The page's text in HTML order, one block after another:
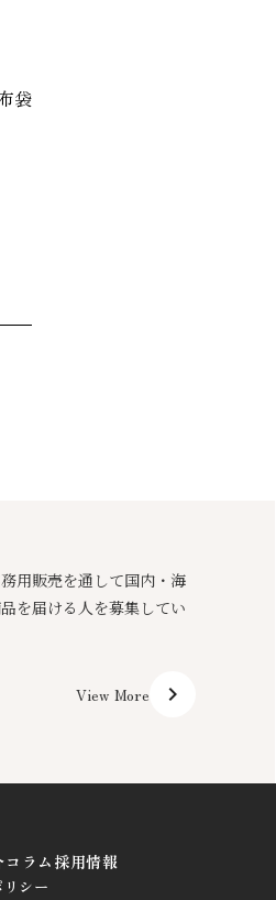
袋
用販売を通して国内・海
を届ける人を募集してい
View More keyboard_arrow_right
コラム 採用情報
シー